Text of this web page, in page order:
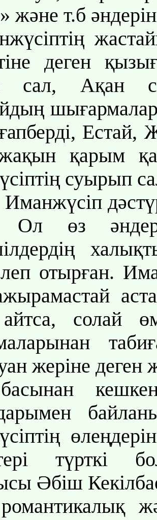
және т.б
деген
сал, Ақан
Естай,
қарым
суырып
Иманжүсіп
Ол өз
отырған.
солай
жеріне
түрткі
Әбіш